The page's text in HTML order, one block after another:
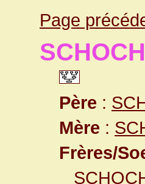
Page
Père :
Mère :
Frères/